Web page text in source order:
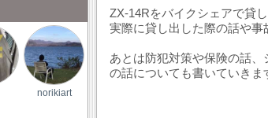
ZX-14Rをバイクシェアで貸し
実際に貸し出した際の話や事
あとは防犯対策や保険の話
の話についても書いていきま
norikiart